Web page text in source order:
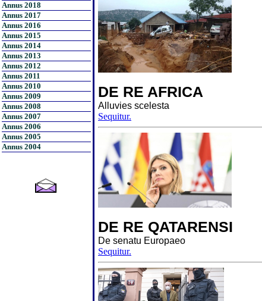
Annus 2018
Annus 2017
Annus 2016
Annus 2015
Annus 2014
Annus 2013
Annus 2012
Annus 2011
Annus 2010
Annus 2009
Annus 2008
Annus 2007
Annus 2006
Annus 2005
Annus 2004
DE RE AFRICA
Alluvies scelesta
Sequitur.
DE RE QATARENSI
De senatu Europaeo
Sequitur.